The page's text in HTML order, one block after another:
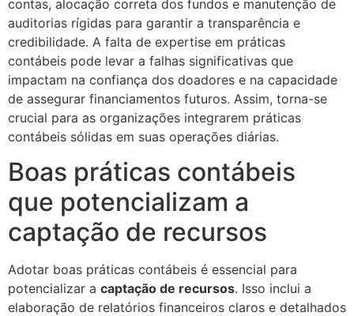
contas, alocação correta dos fundos e manutenção de
auditorias rígidas para garantir a transparência e
credibilidade. A falta de expertise em práticas
contábeis pode levar a falhas significativas que
impactam na confiança dos doadores e na capacidade
de assegurar financiamentos futuros. Assim, torna-se
crucial para as organizações integrarem práticas
contábeis sólidas em suas operações diárias.
Boas práticas contábeis
que potencializam a
captação de recursos
Adotar boas práticas contábeis é essencial para
potencializar a captação de recursos. Isso inclui a
elaboração de relatórios financeiros claros e detalhados